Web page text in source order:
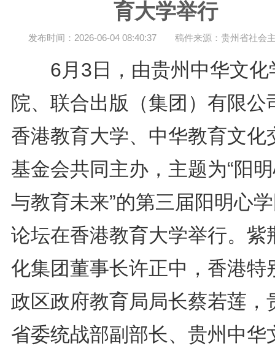
育大学举行
发布时间：2026-06-04 08:40:37 稿件来源：贵州省社会
6月3日，由贵州中华文化
院、联合出版（集团）有限公
香港教育大学、中华教育文化
基金会共同主办，主题为“阳
与教育未来”的第三届阳明心
论坛在香港教育大学举行。紫
化集团董事长许正中，香港特
政区政府教育局局长蔡若莲，
省委统战部副部长、贵州中华